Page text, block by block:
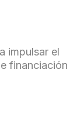
impulsar el
financiación